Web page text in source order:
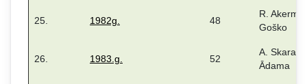
25. 1982g. 48
R.
Goško
26. 1983.g. 52
A. Skara,
Ādama